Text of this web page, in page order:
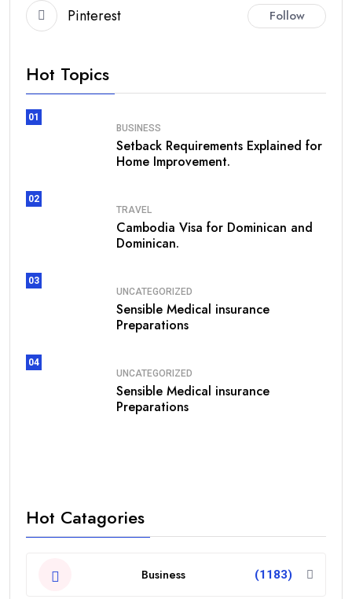
Pinterest Follow
Hot Topics
01
BUSINESS
Setback Requirements Explained for
Home Improvement.
02
TRAVEL
Cambodia Visa for Dominican and
Dominican.
03
UNCATEGORIZED
Sensible Medical insurance
Preparations
04
UNCATEGORIZED
Sensible Medical insurance
Preparations
Hot Catagories
Business (1183)